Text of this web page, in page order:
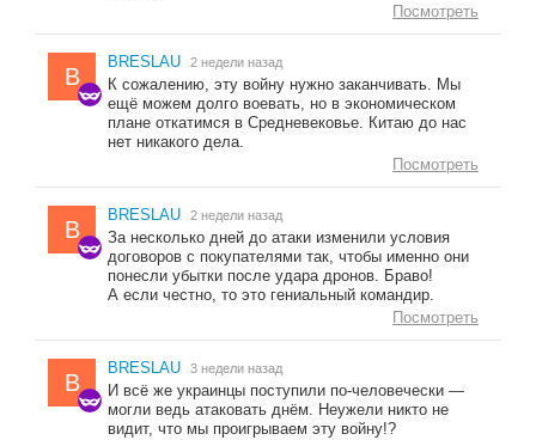
Посмотреть
B
BRESLAU 2 недели назад
К сожалению, эту войну нужно заканчивать. Мы
ещё можем долго воевать, но в экономическом
плане откатимся в Средневековье. Китаю до нас
нет никакого дела.
Посмотреть
B
BRESLAU 2 недели назад
За несколько дней до атаки изменили условия
договоров с покупателями так, чтобы именно они
понесли убытки после удара дронов. Браво!
А если честно, то это гениальный командир.
Посмотреть
B
BRESLAU 3 недели назад
И всё же украинцы поступили по-человечески —
могли ведь атаковать днём. Неужели никто не
видит, что мы проигрываем эту войну!?